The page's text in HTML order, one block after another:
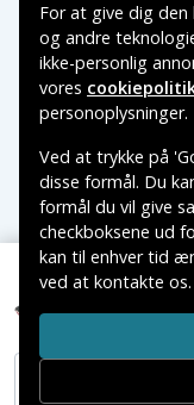
Betalingsmuligheder
VAREMÆRKER
For at give dig den
og andre
ikke-personlig
vores
personoplysninger.
Ved at trykke på
disse formål. Du
formål du vil give
checkboksene ud
kan til enhver tid
ved at kontakte os.